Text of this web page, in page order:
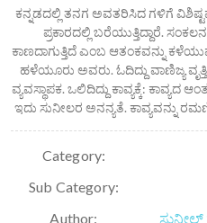
ಕನ್ನಡದಲ್ಲಿ ತನಗ ಅವತರಿಸಿದ ಗಳಿಗೆ
ಪ್ರಕಾರದಲ್ಲಿ ಬರೆಯುತ್ತಿದ್ದಾರೆ.
ಕಾಣದಾಗುತ್ತಿದೆ ಎಂಬ ಆತಂಕವನ್ನು
ಹಳೆಯೂರು ಅವರು. ಓದಿದ್ದು ವಾಣಿಜ್ಯ
ವ್ಯವಸ್ಥಾಪಕ. ಒಲಿದಿದ್ದು ಕಾವ್ಯಕ್ಕೆ:
ಇದು ಸುನೀಲರ ಅನನ್ಯತೆ. ಕಾವ್ಯವನ್ನು
Category:
Sub Category:
Author:
ಸುನೀಲ್